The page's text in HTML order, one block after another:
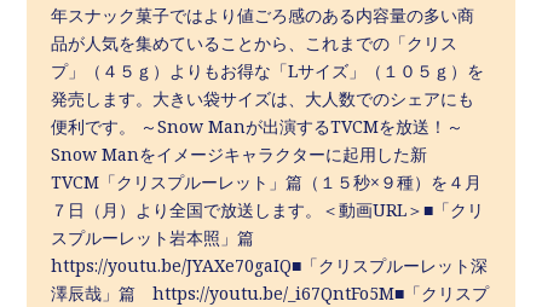
年スナック菓子ではより値ごろ感のある内容量の多い商
品が人気を集めていることから、これまでの「クリス
プ」（４５ｇ）よりもお得な「Lサイズ」（１０５ｇ）を
発売します。大きい袋サイズは、大人数でのシェアにも
便利です。 ～Snow Manが出演するTVCMを放送！～
Snow Manをイメージキャラクターに起用した新
TVCM「クリスプルーレット」篇（１５秒×９種）を４月
７日（月）より全国で放送します。＜動画URL＞■「クリ
スプルーレット岩本照」篇
https://youtu.be/JYAXe70gaIQ■「クリスプルーレット深
澤辰哉」篇 https://youtu.be/_i67QntFo5M■「クリスプ